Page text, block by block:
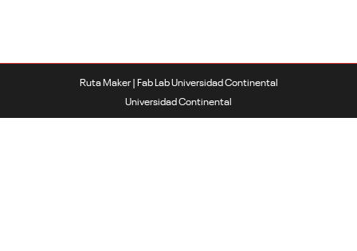
Ruta Maker | Fab Lab Universidad Continental
Universidad Continental